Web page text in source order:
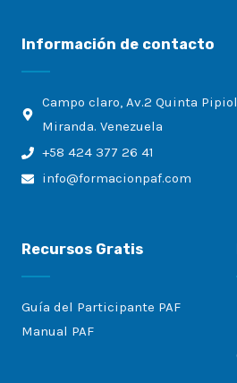
Recursos Gratis
Guía del Participante PAF
Manual PAF
Información de contacto
Campo claro, Av.2 Quinta
Miranda. Venezuela
+58 424 377 26 41
info@formacionpaf.com